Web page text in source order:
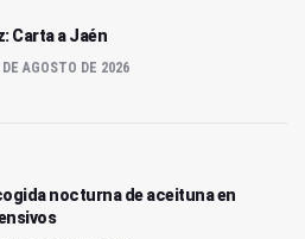
Carta a Jaén
AGOSTO DE 2026
nocturna de aceituna en